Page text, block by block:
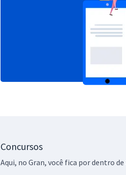
Concursos
Aqui, no Gran, você fica por dentro